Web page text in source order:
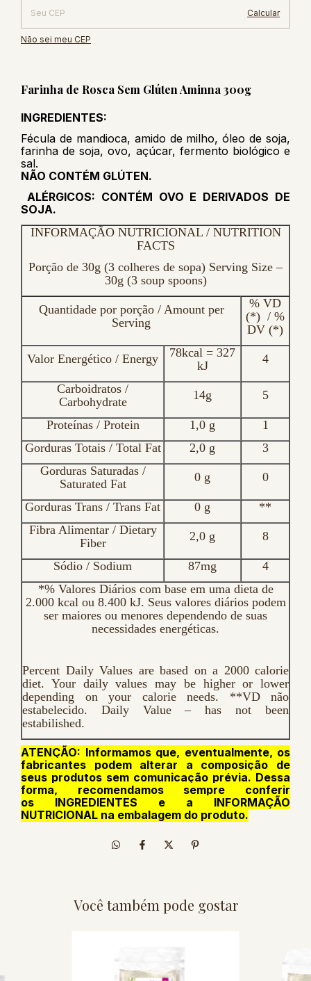
Calcular
Não sei meu CEP
Farinha de Rosca Sem Glúten Aminna 300g
INGREDIENTES:
Fécula de mandioca, amido de milho, óleo de soja,
farinha de soja, ovo, açúcar, fermento biológico e
sal.
NÃO CONTÉM GLÚTEN.
ALÉRGICOS: CONTÉM OVO E DERIVADOS DE
SOJA.
INFORMAÇÃO NUTRICIONAL / NUTRITION
FACTS
Porção de 30g (3 colheres de sopa) Serving Size –
30g (3 soup spoons)
Quantidade por porção / Amount per
Serving
% VD
(*) / %
DV (*)
Valor Energético / Energy
78kcal = 327
kJ
4
Carboidratos /
Carbohydrate
14g 5
Proteínas / Protein 1,0 g
1
Gorduras Totais / Total Fat
2,0 g
3
Gorduras Saturadas /
Saturated Fat
0 g 0
Gorduras Trans / Trans Fat 0 g
**
Fibra Alimentar / Dietary
Fiber
2,0 g 8
Sódio / Sodium 87mg
4
*% Valores Diários com base em uma dieta de
2.000 kcal ou 8.400 kJ. Seus valores diários podem
ser maiores ou menores dependendo de suas
necessidades energéticas.
Percent Daily Values are based on a 2000 calorie
diet. Your daily values may be higher or lower
depending on your calorie needs. **VD não
estabelecido. Daily Value – has not been
estabilished.
ATENÇÃO: Informamos que, eventualmente, os
fabricantes podem alterar a composição de
seus produtos sem comunicação prévia. Dessa
forma, recomendamos sempre conferir
os INGREDIENTES e a INFORMAÇÃO
NUTRICIONAL na embalagem do produto.
Você também pode gostar